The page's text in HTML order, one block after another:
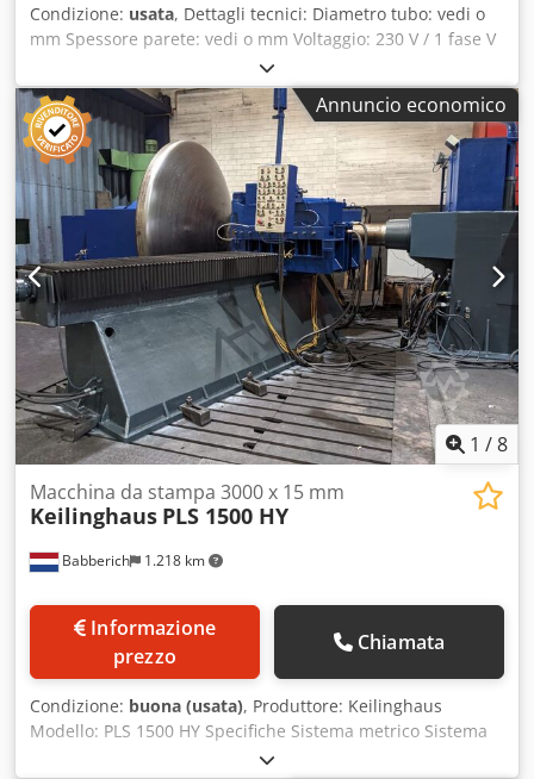
Condizione: usata, Dettagli tecnici: Diametro tubo: vedi o
mm Spessore parete: vedi o mm Voltaggio: 230 V / 1 fase V
Fabbisogno di potenza totale: 0,55 kW Cjdpfx Asu Icu
Sobisha Peso macchina circa: 56 kg Dimensioni L x P x A:
0,45 x 0,37 x 0,35 m DISPOSITIVO PREMONTAGGIO LINEA
IDRAULICA per tubi EO Applicazione per pressare
collegamenti a vite svasati su linee idrauliche. Stampaggio
di materie prime comuni come acciaio (ST 35.4 NBK e/o ST
37.4 NBK e/o ST 52.4 NBK), acciaio inossidabile
(1.4571/1.4541/316Ti o simili) e rame controllato a
pressione Sulla macchina è presente uno strumento di
svasatura per la dimensione Ø 14 mm. La pressione
operativa può essere regolata in modo variabile. *
Annuncio economico
1 /8
Babberich 1.218 km
Macchina da stampa 3000 x 15 mm
Keilinghaus PLS 1500 HY
prezzo
Chiamata
Condizione: buona (usata), Produttore: Keilinghaus
Modello: PLS 1500 HY Specifiche Sistema metrico Sistema
statunitense Dimensione massima del pezzo sul piano